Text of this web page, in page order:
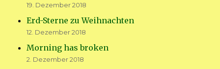
19. Dezember 2018
Erd-Sterne zu Weihnachten
12. Dezember 2018
Morning has broken
2. Dezember 2018